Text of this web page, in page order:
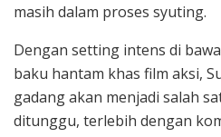
masih dalam proses syuting.
Dengan setting intens di
baku hantam khas film aksi,
gadang akan menjadi salah
ditunggu, terlebih dengan